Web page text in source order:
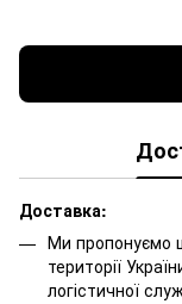
Доставка:
Ми пропонуємо
території
логістичної